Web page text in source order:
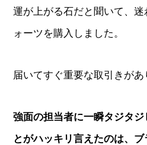
運が上がる石だと聞いて、
ォーツを購入しました。
届いてすぐ重要な取引きがあ
強面の担当者に一瞬タジタ
とがハッキリ言えたのは、